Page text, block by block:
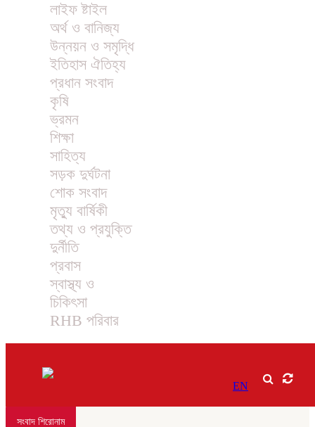
লাইফ ষ্টাইল
অর্থ ও বানিজ্য
উন্নয়ন ও সমৃদ্ধি
ইতিহাস ঐতিহ্য
প্রধান সংবাদ
কৃষি
ভ্রমন
শিক্ষা
সাহিত্য
সড়ক দুর্ঘটনা
শোক সংবাদ
মৃত্যু বার্ষিকী
তথ্য ও প্রযুক্তি
দুর্নীতি
প্রবাস
স্বাস্থ্য ও
চিকিৎসা
RHB পরিবার
EN
সংবাদ শিরোনাম